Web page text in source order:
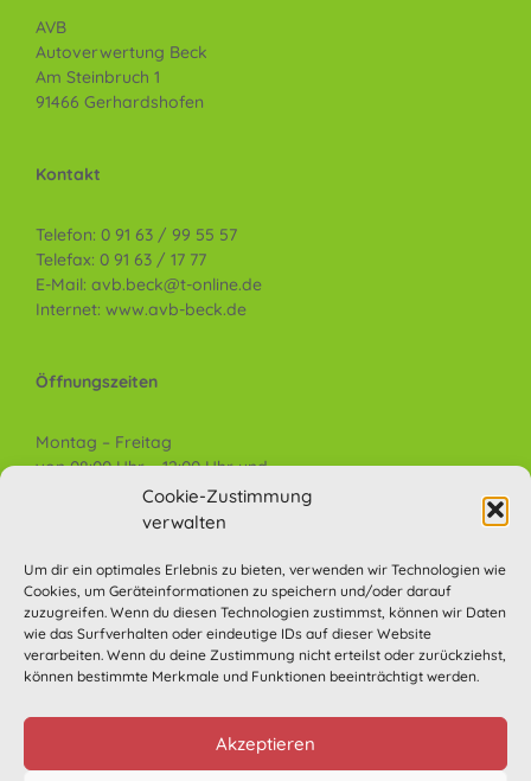
Cookie-Zustimmung
verwalten
Um dir ein optimales Erlebnis zu bieten, verwenden wir Technologien wie
Cookies, um Geräteinformationen zu speichern und/oder darauf
zuzugreifen. Wenn du diesen Technologien zustimmst, können wir Daten
wie das Surfverhalten oder eindeutige IDs auf dieser Website
verarbeiten. Wenn du deine Zustimmung nicht erteilst oder zurückziehst,
können bestimmte Merkmale und Funktionen beeinträchtigt werden.
Akzeptieren
AVB
Autoverwertung Beck
Am Steinbruch 1
91466 Gerhardshofen
Kontakt
Telefon: 0 91 63 / 99 55 57
Telefax: 0 91 63 / 17 77
E-Mail: avb.beck@t-online.de
Internet: www.avb-beck.de
Öffnungszeiten
Montag – Freitag
von 08:00 Uhr – 12:00 Uhr und
von 13:30 Uhr – 17:00 Uhr
Samstag: Nach Vereinbarung
Kontaktformular
Anfahrt
Impressum
Allg. Geschäftsbedingungen (AGB)
Datenschutzerklärung